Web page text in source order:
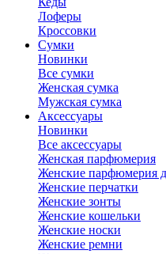
Лоферы
Кроссовки
Сумки
Новинки
Все сумки
Женская сумка
Мужская сумка
Аксессуары
Новинки
Все аксессуары
Женская парфюмерия
Женские парфюмерия
Женские перчатки
Женские зонты
Женские кошельки
Женские носки
Женские ремни